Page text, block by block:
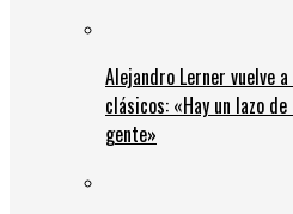
Alejandro Lerner vuelve
clásicos: «Hay un lazo
gente»